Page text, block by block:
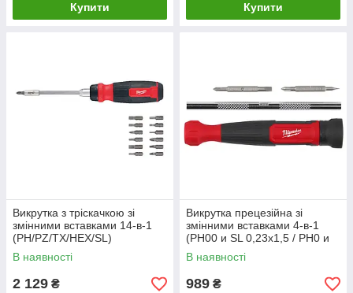
Купити Купити
Викрутка з тріскачкою зі
змінними вставками 14-в-1
(PH/PZ/TX/HEX/SL)
MILWAUKEE (PH1 / PH2 / PZ1
/ PZ2 / T10 / T15 / T20 /T25 /
В наявності
2 129 ₴
Викрутка прецезійна зі
змінними вставками 4-в-1
(PH00 и SL 0,23x1,5 / PH0 и
SL 0,5x3,0) MILWAUKEE
В наявності
989 ₴